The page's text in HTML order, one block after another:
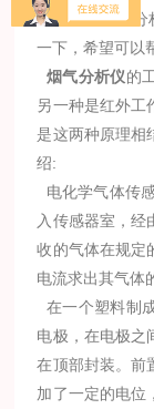
持使用。烟气分
一下，希望可以
烟气分析仪的
另一种是红外工
是这两种原理相
绍:
电化学气体传
入传感器室，经
收的气体在规定
电流求出其气体
在一个塑料制
电极，在电极之
在顶部封装。前
加了一定的电位